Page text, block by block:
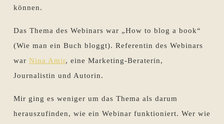
können.
Das Thema des Webinars war „How to blog a book“
(Wie man ein Buch bloggt). Referentin des Webinars
war Nina Amir, eine Marketing-Beraterin,
Journalistin und Autorin.
Mir ging es weniger um das Thema als darum
herauszufinden, wie ein Webinar funktioniert. Wer wie